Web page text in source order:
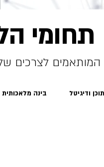
תחומי
המותאמים
ודיגיטל בינה מלאכותית AI